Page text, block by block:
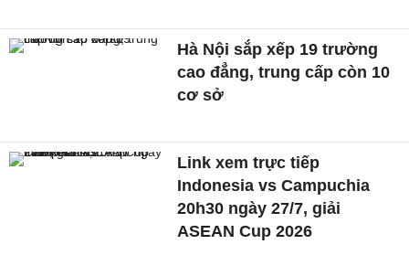
Hà Nội sắp xếp 19 trường
cao đẳng, trung cấp còn 10
cơ sở
Link xem trực tiếp
Indonesia vs Campuchia
20h30 ngày 27/7, giải
ASEAN Cup 2026